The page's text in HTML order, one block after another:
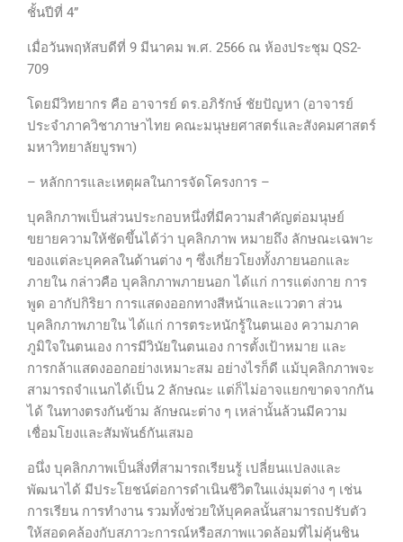
ชั้นปีที่ 4”
เมื่อวันพฤหัสบดีที่ 9 มีนาคม พ.ศ. 2566 ณ ห้องประชุม QS2-
709
โดยมีวิทยากร คือ อาจารย์ ดร.อภิรักษ์ ชัยปัญหา (อาจารย์
ประจำภาควิชาภาษาไทย คณะมนุษยศาสตร์และสังคมศาสตร์
มหาวิทยาลัยบูรพา)
– หลักการและเหตุผลในการจัดโครงการ –
บุคลิกภาพเป็นส่วนประกอบหนึ่งที่มีความสำคัญต่อมนุษย์
ขยายความให้ชัดขึ้นได้ว่า บุคลิกภาพ หมายถึง ลักษณะเฉพาะ
ของแต่ละบุคคลในด้านต่าง ๆ ซึ่งเกี่ยวโยงทั้งภายนอกและ
ภายใน กล่าวคือ บุคลิกภาพภายนอก ได้แก่ การแต่งกาย การ
พูด อากัปกิริยา การแสดงออกทางสีหน้าและแววตา ส่วน
บุคลิกภาพภายใน ได้แก่ การตระหนักรู้ในตนเอง ความภาค
ภูมิใจในตนเอง การมีวินัยในตนเอง การตั้งเป้าหมาย และ
การกล้าแสดงออกอย่างเหมาะสม อย่างไรก็ดี แม้บุคลิกภาพจะ
สามารถจำแนกได้เป็น 2 ลักษณะ แต่ก็ไม่อาจแยกขาดจากกัน
ได้ ในทางตรงกันข้าม ลักษณะต่าง ๆ เหล่านั้นล้วนมีความ
เชื่อมโยงและสัมพันธ์กันเสมอ
อนึ่ง บุคลิกภาพเป็นสิ่งที่สามารถเรียนรู้ เปลี่ยนแปลงและ
พัฒนาได้ มีประโยชน์ต่อการดำเนินชีวิตในแง่มุมต่าง ๆ เช่น
การเรียน การทำงาน รวมทั้งช่วยให้บุคคลนั้นสามารถปรับตัว
ให้สอดคล้องกับสภาวะการณ์หรือสภาพแวดล้อมที่ไม่คุ้นชิน